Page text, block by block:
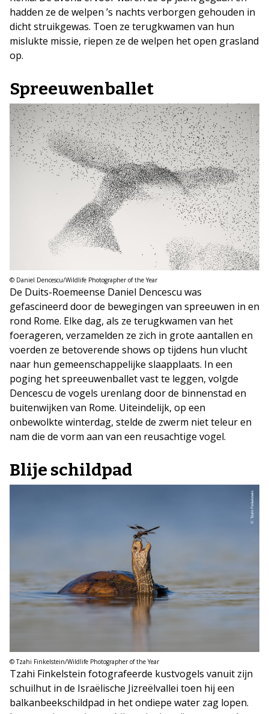
hadden ze de welpen ’s nachts verborgen gehouden in
dicht struikgewas. Toen ze terugkwamen van hun
mislukte missie, riepen ze de welpen het open grasland
op.
Spreeuwenballet
© Daniel Dencescu/Wildlife Photographer of the Year
De Duits-Roemeense Daniel Dencescu was
gefascineerd door de bewegingen van spreeuwen in en
rond Rome. Elke dag, als ze terugkwamen van het
foerageren, verzamelden ze zich in grote aantallen en
voerden ze betoverende shows op tijdens hun vlucht
naar hun gemeenschappelijke slaapplaats. In een
poging het spreeuwenballet vast te leggen, volgde
Dencescu de vogels urenlang door de binnenstad en
buitenwijken van Rome. Uiteindelijk, op een
onbewolkte winterdag, stelde de zwerm niet teleur en
nam die de vorm aan van een reusachtige vogel.
Blije schildpad
© Tzahi Finkelstein/Wildlife Photographer of the Year
Tzahi Finkelstein fotografeerde kustvogels vanuit zijn
schuilhut in de Israëlische Jizreëlvallei toen hij een
balkanbeekschildpad in het ondiepe water zag lopen.